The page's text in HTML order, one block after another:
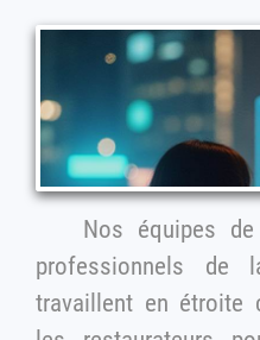
Nos équipes de graphistes et de
professionnels de
travaillent en étroite collaboration avec